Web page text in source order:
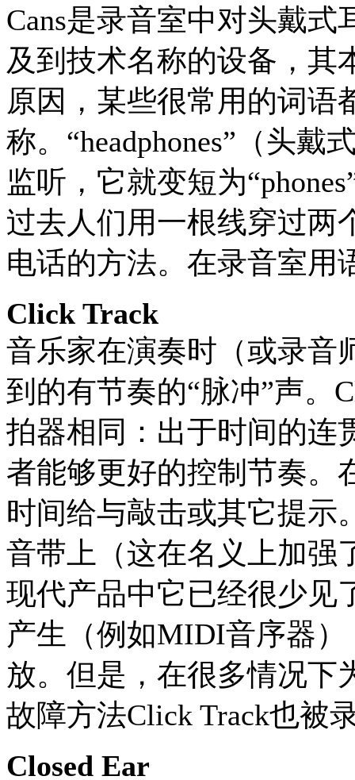
Cans是录音室中对头戴
及到技术名称的设备，其
原因，某些很常用的词语
称。“headphones”（头
监听，它就变短为
过去人们用一根线穿过两
电话的方法。在录音室用
Click Track
音乐家在演奏时（或录音
到的有节奏的“脉冲”声。
拍器相同：出于时间的连
者能够更好的控制节奏。
时间给与敲击或其它提示
音带上（这在名义上加强
现代产品中它已经很少见
产生（例如MIDI音序器
放。但是，在很多情况下
故障方法Click Track也被
Closed Ear